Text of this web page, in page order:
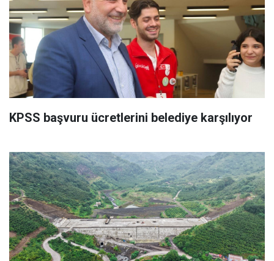
KPSS başvuru ücretlerini belediye karşılıyor